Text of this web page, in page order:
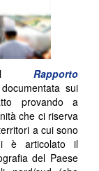
il Rapporto
sui
provando a
che ci riserva
a cui sono
è articolato il
del Paese